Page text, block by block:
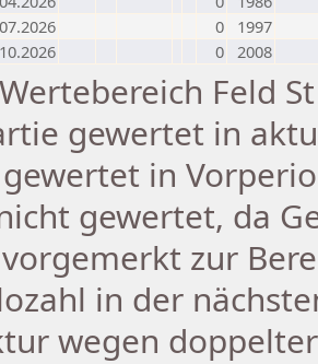
0
1997
0 2008
Wertebereich Feld
gewertet in
in
gewertet, da
vorgemerkt zur
in der
wegen